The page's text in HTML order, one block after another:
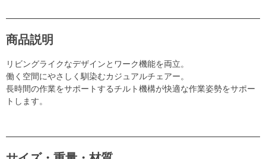
商品説明
リビングライクなデザインとワーク機能を両立。
働く空間にやさしく馴染むカジュアルチェアー。
長時間の作業をサポートするチルト機構が快適な作業姿勢をサポー
トします。